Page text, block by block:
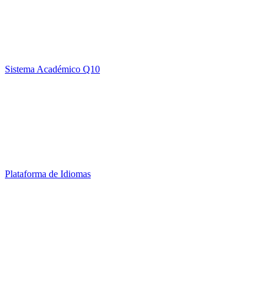
Sistema Académico Q10
Plataforma de Idiomas